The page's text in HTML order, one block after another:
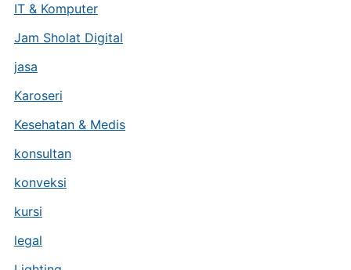
IT & Komputer
Jam Sholat Digital
jasa
Karoseri
Kesehatan & Medis
konsultan
konveksi
kursi
legal